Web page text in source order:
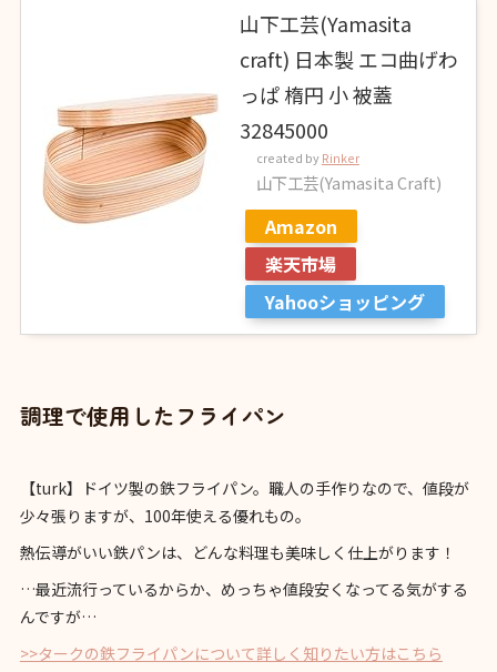
山下工芸(Yamasita
craft) 日本製 エコ曲げわ
っぱ 楕円 小 被蓋
32845000
created by Rinker
山下工芸(Yamasita Craft)
Amazon
楽天市場
Yahooショッピング
調理で使用したフライパン
【turk】ドイツ製の鉄フライパン。職人の手作りなので、値段が
少々張りますが、100年使える優れもの。
熱伝導がいい鉄パンは、どんな料理も美味しく仕上がります！
…最近流行っているからか、めっちゃ値段安くなってる気がする
んですが…
>>タークの鉄フライパンについて詳しく知りたい方はこちら